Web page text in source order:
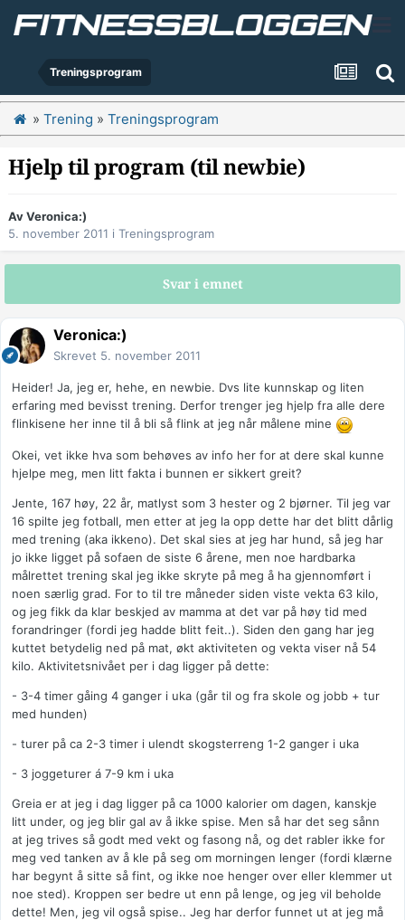
Treningsprogram
» Trening » Treningsprogram
Hjelp til program (til newbie)
AvVeronica:)
5. november 2011 i Treningsprogram
Svar i emnet
Veronica:)
Skrevet 5. november 2011
Heider! Ja, jeg er, hehe, en newbie. Dvs lite kunnskap og liten
erfaring med bevisst trening. Derfor trenger jeg hjelp fra alle dere
flinkisene her inne til å bli så flink at jeg når målene mine
Okei, vet ikke hva som behøves av info her for at dere skal kunne
hjelpe meg, men litt fakta i bunnen er sikkert greit?
Jente, 167 høy, 22 år, matlyst som 3 hester og 2 bjørner. Til jeg var
16 spilte jeg fotball, men etter at jeg la opp dette har det blitt dårlig
med trening (aka ikkeno). Det skal sies at jeg har hund, så jeg har
jo ikke ligget på sofaen de siste 6 årene, men noe hardbarka
målrettet trening skal jeg ikke skryte på meg å ha gjennomført i
noen særlig grad. For to til tre måneder siden viste vekta 63 kilo,
og jeg fikk da klar beskjed av mamma at det var på høy tid med
forandringer (fordi jeg hadde blitt feit..). Siden den gang har jeg
kuttet betydelig ned på mat, økt aktiviteten og vekta viser nå 54
kilo. Aktivitetsnivået per i dag ligger på dette:
- 3-4 timer gåing 4 ganger i uka (går til og fra skole og jobb + tur
med hunden)
- turer på ca 2-3 timer i ulendt skogsterreng 1-2 ganger i uka
- 3 joggeturer á 7-9 km i uka
Greia er at jeg i dag ligger på ca 1000 kalorier om dagen, kanskje
litt under, og jeg blir gal av å ikke spise. Men så har det seg sånn
at jeg trives så godt med vekt og fasong nå, og det rabler ikke for
meg ved tanken av å kle på seg om morningen lenger (fordi klærne
har begynt å sitte så fint, og ikke noe henger over eller klemmer ut
noe sted). Kroppen ser bedre ut enn på lenge, og jeg vil beholde
dette! Men, jeg vil også spise.. Jeg har derfor funnet ut at jeg må